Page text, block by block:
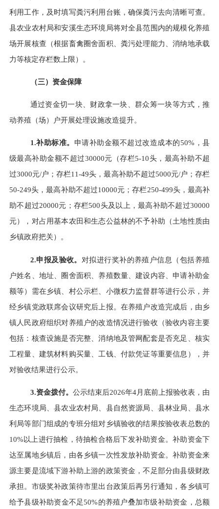
利用工作，及时填写粪污利用台账，确保粪污去向清晰可查。
县农业农村局和安溪生态环境局将对全县范围内的规模化养殖
场开展核查（根据畜禽圈舍面积、粪污处理能力、消纳地承载
力等核定存栏数上限）。
（三）资金保障
通过资金切一块、财政拿一块、群众筹一块等方式，推
动养殖（场）户开展处理设施改造提升。
1.补助标准。 申请补助金额不超过改造成本的50%，县
级最高补助金额不超过30000元（存栏5-10头，最高补助不超
过3000元/户；存栏11-49头，最高补助不超过5000元/户；存栏
50-249头，最高补助不超过10000元；存栏250-499头，最高补
助不超过20000元；存栏500头及以上，最高补助不超过30000
元），对占用基本农田和生态公益林的不予补助（土地性质由
乡镇政府把关）。
2.申报及验收。 对拟进行奖补的养殖户信息（包括养殖
户姓名、地址、圈舍面积、养殖数量、建设内容、申请补助金
额等）需在乡镇、村公示栏、小微权力监督群等进行公示，并
经乡镇党政联席会议研究后上报。在养殖户改造完成后，由乡
镇人民政府组织对养殖户的改造情况进行验收（验收内容主要
包括：核查设施是否完整、消纳地及管网配套是否充足、核实
工程量、建筑材料购买量、工钱、付款凭证等重要信息），并
对验收结果进行公示。
3.资金拨付。 公示结束后2026年4月底前上报验收表，由
生态环境局、县农业农村局、县自然资源局、县林业局 、县水
利局等部门组成的专班分组对乡镇验收的结果按验收表总数的
10%以上进行抽检，待抽检合格后下发补助资金。补助资金下
达至属地乡镇后，由各乡镇一次性发放补助资金。补助资金来
源主要是流域下游补助上游的政策资金，不足部分由县级财政
承担。市级奖补政策待市里出台政策后再另行通知，各乡镇可
给予县级补助资金不足50%的养殖户叠加市级补助资金，总额